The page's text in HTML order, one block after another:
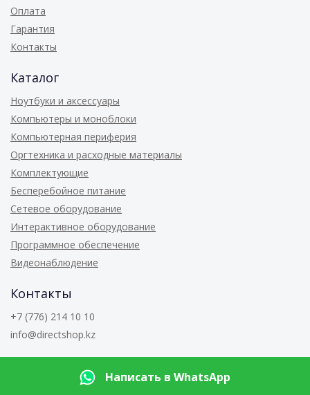
Оплата
Гарантия
Контакты
Каталог
Ноутбуки и аксессуары
Компьютеры и моноблоки
Компьютерная периферия
Оргтехника и расходные материалы
Комплектующие
Бесперебойное питание
Сетевое оборудование
Интерактивное оборудование
Программное обеспечение
Видеонаблюдение
Контакты
+7 (776) 214 10 10
info@directshop.kz
Directshop.kz Написать в WhatsApp